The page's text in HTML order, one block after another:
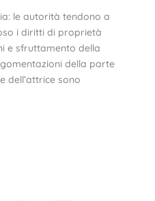
le autorità tendono a
i diritti di proprietà
e sfruttamento della
della parte
dell’attrice sono